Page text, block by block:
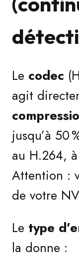
Le codec
agit
jusqu’à 50
au H.264,
Attention :
de votre
Le type
la donne :